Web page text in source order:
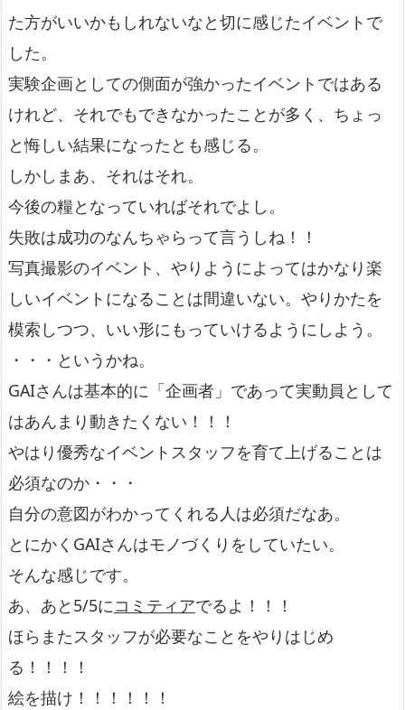
た方がいいかもしれないなと切に感じたイベントで
した。
実験企画としての側面が強かったイベントではある
けれど、それでもできなかったことが多く、ちょっ
と悔しい結果になったとも感じる。
しかしまあ、それはそれ。
今後の糧となっていればそれでよし。
失敗は成功のなんちゃらって言うしね！！
写真撮影のイベント、やりようによってはかなり楽
しいイベントになることは間違いない。やりかたを
模索しつつ、いい形にもっていけるようにしよう。
・・・というかね。
GAIさんは基本的に「企画者」であって実動員として
はあんまり動きたくない！！！
やはり優秀なイベントスタッフを育て上げることは
必須なのか・・・
自分の意図がわかってくれる人は必須だなあ。
とにかくGAIさんはモノづくりをしていたい。
そんな感じです。
あ、あと5/5にコミティアでるよ！！！
ほらまたスタッフが必要なことをやりはじめ
る！！！！
絵を描け！！！！！！